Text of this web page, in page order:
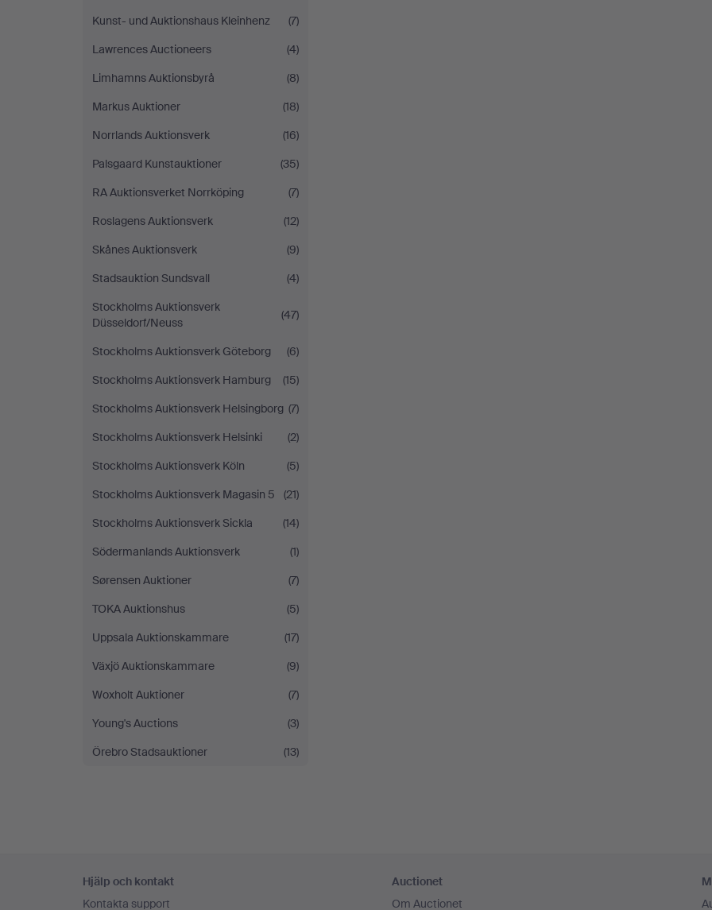
Kunst- und Auktionshaus Kleinhenz
(7)
Lawrences Auctioneers
(4)
Limhamns Auktionsbyrå
(8)
Markus Auktioner
(18)
Norrlands Auktionsverk
(16)
Palsgaard Kunstauktioner
(35)
RA Auktionsverket Norrköping
(7)
Roslagens Auktionsverk
(12)
Skånes Auktionsverk
(9)
Stadsauktion Sundsvall
(4)
Stockholms Auktionsverk
Düsseldorf/Neuss
(47)
Stockholms Auktionsverk Göteborg
(6)
Stockholms Auktionsverk Hamburg
(15)
Stockholms Auktionsverk Helsingborg (7)
Stockholms Auktionsverk Helsinki
(2)
Stockholms Auktionsverk Köln
(5)
Stockholms Auktionsverk Magasin 5
(21)
Stockholms Auktionsverk Sickla
(14)
Södermanlands Auktionsverk
(1)
Sørensen Auktioner
(7)
TOKA Auktionshus
(5)
Uppsala Auktionskammare
(17)
Växjö Auktionskammare
(9)
Woxholt Auktioner
(7)
Young's Auctions
(3)
Örebro Stadsauktioner
(13)
Hjälp och kontakt
Kontakta support
Auctionet
Om Auctionet